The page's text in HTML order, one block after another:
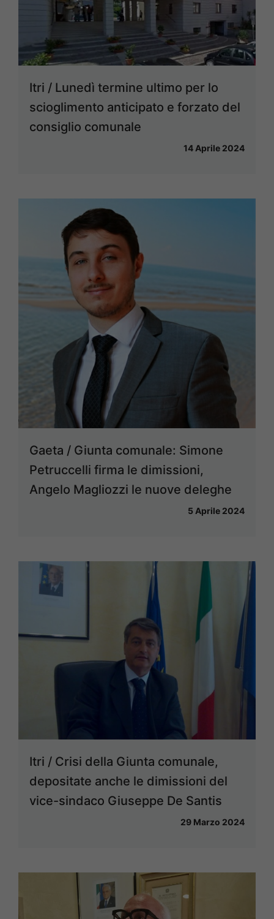
Itri / Lunedì termine ultimo per lo
scioglimento anticipato e forzato del
consiglio comunale
14 Aprile 2024
Gaeta / Giunta comunale: Simone
Petruccelli firma le dimissioni,
Angelo Magliozzi le nuove deleghe
5 Aprile 2024
Itri / Crisi della Giunta comunale,
depositate anche le dimissioni del
vice-sindaco Giuseppe De Santis
29 Marzo 2024